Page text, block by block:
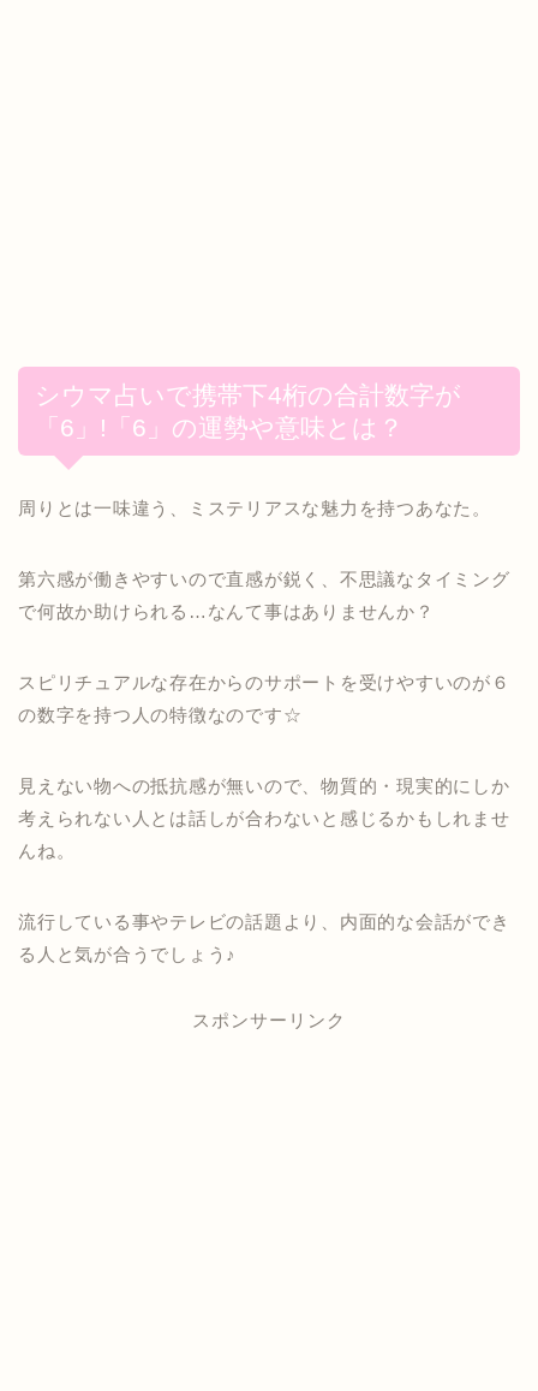
シウマ占いで携帯下4桁の合計数字が
「6」!「6」の運勢や意味とは？
周りとは一味違う、ミステリアスな魅力を持つあなた。
第六感が働きやすいので直感が鋭く、不思議なタイミング
で何故か助けられる…なんて事はありませんか？
スピリチュアルな存在からのサポートを受けやすいのが６
の数字を持つ人の特徴なのです☆
見えない物への抵抗感が無いので、物質的・現実的にしか
考えられない人とは話しが合わないと感じるかもしれませ
んね。
流行している事やテレビの話題より、内面的な会話ができ
る人と気が合うでしょう♪
スポンサーリンク